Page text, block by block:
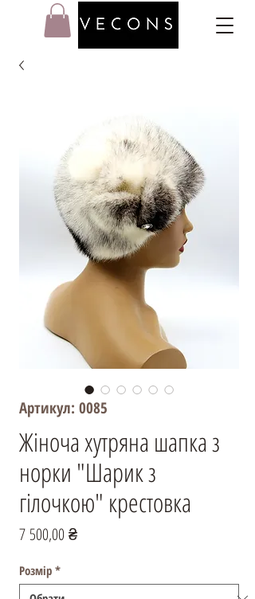
Артикул: 0085
Жіноча хутряна шапка з
норки "Шарик з
гілочкою" крестовка
7 500,00 ₴Ціна
Розмір *